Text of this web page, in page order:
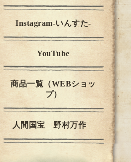
Instagram-いんすた-
YouTube
商品一覧（WEBショッ
プ）
人間国宝 野村万作